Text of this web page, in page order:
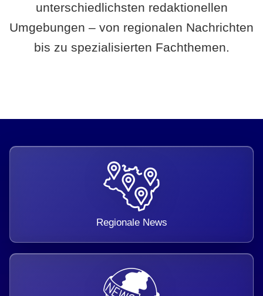
unterschiedlichsten redaktionellen
Umgebungen – von regionalen Nachrichten
bis zu spezialisierten Fachthemen.
Regionale News